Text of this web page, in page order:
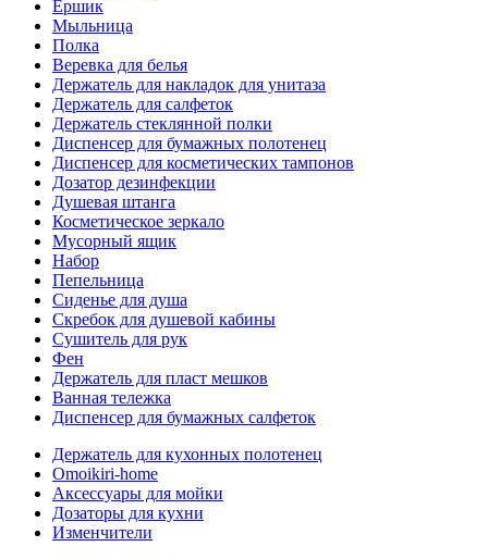
Eршик
Мыльница
Полка
Веревка для белья
Держатель для накладок для унитаза
Держатель для салфеток
Держатель стеклянной полки
Диспенсер для бумажных полотенец
Диспенсер для косметических тампонов
Дозатор дезинфекции
Душевая штанга
Косметическое зеркало
Мусорный ящик
Набор
Пепельница
Сиденье для душа
Скребок для душевой кабины
Сушитель для рук
Фен
Держатель для пласт мешков
Ванная тележка
Диспенсер для бумажных салфеток
Держатель для кухонных полотенец
Omoikiri-home
Аксессуары для мойки
Дозаторы для кухни
Изменчители